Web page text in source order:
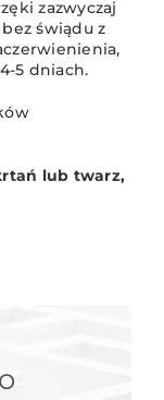
zazwyczaj
świądu z
5 dniach.
lub twarz,